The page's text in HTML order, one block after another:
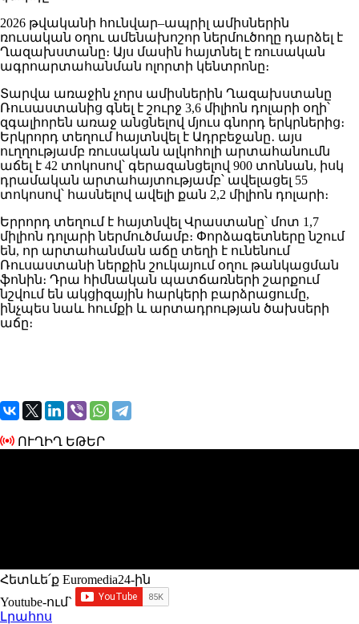
2026 թվականի հունվար–ապրիլ ամիսներին
ռուսական օղու ամենախոշոր ներմուծողը դարձել է
Ղազախստանը։ Այս մասին հայտնել է ռուսական
ագրոարտահանման ոլորտի կենտրոնը։
Տարվա առաջին չորս ամիսներին Ղազախստանը
Ռուսաստանից գնել է շուրջ 3,6 միլիոն դոլարի օղի՝
զգալիորեն առաջ անցնելով մյուս գնորդ երկրներից։
Երկրորդ տեղում հայտնվել է Ադրբեջանը․ այս
ուղղությամբ ռուսական ալկոհոլի արտահանումն
աճել է 42 տոկոսով՝ գերազանցելով 900 տոննան, իսկ
դրամական արտահայտությամբ՝ ավելացել 55
տոկոսով՝ հասնելով ավելի քան 2,2 միլիոն դոլարի։
Երրորդ տեղում է հայտնվել Վրաստանը՝ մոտ 1,7
միլիոն դոլարի ներմուծմամբ։ Փորձագետները նշում
են, որ արտահանման աճը տեղի է ունենում
Ռուսաստանի ներքին շուկայում օղու թանկացման
ֆոնին։ Դրա հիմնական պատճառների շարքում
նշվում են ակցիզային հարկերի բարձրացումը,
ինչպես նաև հումքի և արտադրության ծախսերի
աճը։
ՈՒՂԻՂ ԵԹԵՐ
Հետևե՛ք Euromedia24-ին
Youtube-ում`
Լրահոս